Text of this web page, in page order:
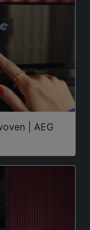
| AEG